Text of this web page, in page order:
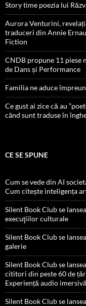
Story time poezia lui
Aurora Venturini,
traduceri din Annie
Fiction
CNDB propune 11 piese
de Dans și Performance
Familia ne aduce
Ce gust ai zice că au
când sunt traduse în
CE SE SPUNE
Cum se vede din AI
Cum citește inteligența
Silent Book Club se
execuţiilor culturale
Silent Book Club se
galerie
Silent Book Club se
cititori din peste 60 de
Experiență audio
Silent Book Club se